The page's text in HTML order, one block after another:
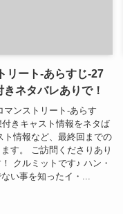
リート-あらすじ-27
ネタバレありで！
マンストリート-あらす
付きキャスト情報をネタば
ト情報など、最終回までの
す。 ご訪問くださりあり
クルミットです♪ ハン・
い事を知ったイ・...